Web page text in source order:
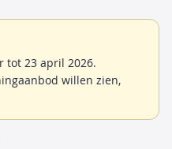
tot 23 april 2026.
willen zien,